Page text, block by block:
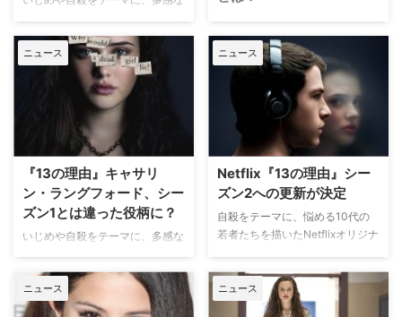
を描くNetflixオリジナルシリーズ
『13の理由』。シーズン3から、
キャスト二人がレギュラーに昇格
することが明らかとなった。米
TV Lineが報じている。 【関連記
事】『13の理由』ディラン・ミ
ネット＆アリーシャ・ボー直撃イ
ンタビュー！ 新シーズンでレギ
ュラ…
（※ 本記事は、『13の理由』シー
ズン1に関するネタばれを含みま
すのでご注意ください） 10代の
いじめや自殺をテーマにした
Netflixの問題作『13の理由』
で、主人公ハンナの母親オリヴィ
アを演じるケイト・ウォルシュ
が、シーズン2の見どころについ
る。 【関連記事】まとめ：2018
年 N…
ニュース
『13の理由』キャサリ
ン・ラングフォード、シー
ズン1とは違った役柄に？
いじめや自殺をテーマに、多感な
を描くNetflixの『13の理由』で
ハンナを演じるキャサリン・ラン
グフォードが、「シーズン2のハ
ニュース
Netflix『13の理由』シー
ズン2への更新が決定
自殺をテーマに、悩める10代の
若者たちを描いたNetflixオリジナ
ン2更新が決定した。米Varietyが
報じている。 ジェイ・アッシャ
ー著の同名小説が原作の本作は、
ニュース ニュース